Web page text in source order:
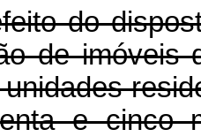
do
de imóveis
e cinco